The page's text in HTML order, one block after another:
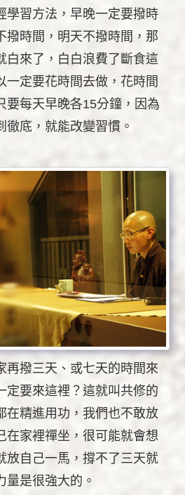
學習方法，早晚一定要撥時
撥時間，明天不撥時間，那
白來了，白白浪費了斷食這
一定要花時間去做，花時間
要每天早晚各15分鐘，因為
徹底，就能改變習慣。
再撥三天、或七天的時間來
定要來這裡？這就叫共修的
在精進用功，我們也不敢放
在家裡禪坐，很可能就會想
放自己一馬，撐不了三天就
量是很強大的。